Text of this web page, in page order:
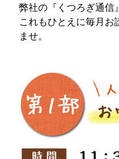
弊社の『くつろぎ通信
これもひとえに毎月
ませ。